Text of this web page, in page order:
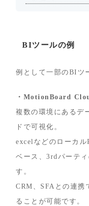
BIツールの例
例として一部のBIツ
・MotionBoard
複数の環境にあるデ
ドで可視化。
excelなどのローカル
ベース、3rdパーテ
す。
CRM、SFAとの連携
ることが可能です。